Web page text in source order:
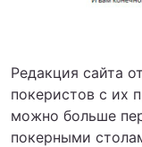
Редакция сайта
покеристов с их
можно больше
покерными